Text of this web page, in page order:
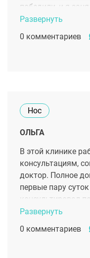
победили, и я
Викторовичу, это
результатом.
иметь такие
Развернуть
0 комментариев
Нос
ОЛЬГА
В этой клинике
консультациям,
доктор. Полное
первые пару
консультировал
заказу, все четко.
Развернуть
0 комментариев